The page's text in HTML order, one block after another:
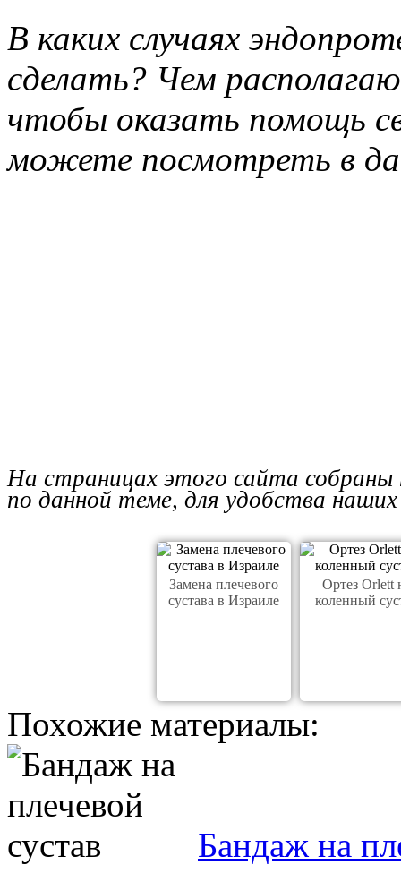
В каких случаях
сделать? Чем
чтобы оказать помощь
можете посмотреть в
На страницах этого сайта
по данной теме, для удобства наших
Замена плечевого
сустава в Израиле
Ортез Orlett
коленный
Похожие материалы:
Бандаж на